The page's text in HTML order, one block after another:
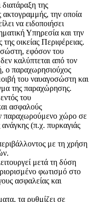
της
ακτογραμμής, την οποία
να ειδοποιήσει
Υπηρεσία και την
οικείας Περιφέρειας.
εφόσον του
καλύπτεται από τον
ο παραχωρησιούχος
του ναυαγοσώστη και
της παραχώρησης.
του
ασφαλούς
παραχωρούμενο χώρο σε
(π.χ. πυρκαγιάς
με τη χρήση
μετά τη δύση
φωτισμό στο
ασφαλείας και
τα ρυθμίζει σε